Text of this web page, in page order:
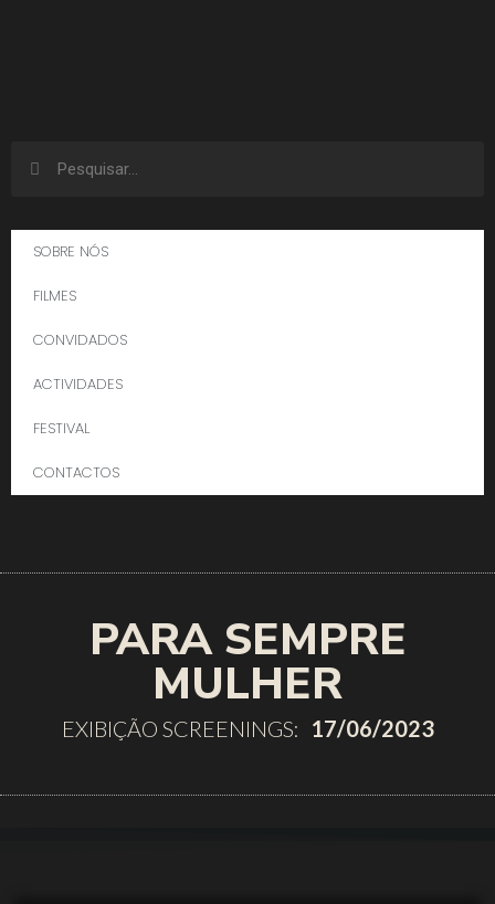
SOBRE NÓS
FILMES
CONVIDADOS
ACTIVIDADES
FESTIVAL
CONTACTOS
PARA SEMPRE
MULHER
EXIBIÇÃO SCREENINGS: 17/06/2023